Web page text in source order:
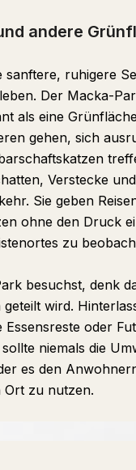
andere
sanftere, ruhigere
Der Macka-
als eine
gehen, sich
Verstecke
Sie geben
ohne den Druck
zu
besuchst, denk
wird.
Essensreste oder
niemals die
es den
zu nutzen.